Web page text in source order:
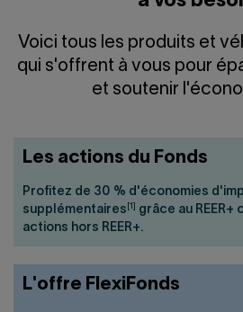
Voici tous les produits et
qui s'offrent à vous pour
et soutenir
Les actions du Fonds
Profitez de 30 % d'économies
supplémentaires
grâce au REER+
actions hors REER+.
L'offre FlexiFonds